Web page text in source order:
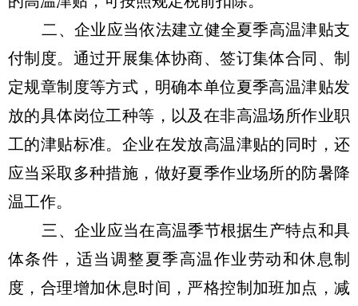
二、企业应当依法建立健全夏季高温津贴支
付制度。通过开展集体协商、签订集体合同、制
定规章制度等方式，明确本单位夏季高温津贴发
放的具体岗位工种等，以及在非高温场所作业职
工的津贴标准。企业在发放高温津贴的同时，还
应当采取多种措施，做好夏季作业场所的防暑降
温工作。
三、企业应当在高温季节根据生产特点和具
体条件，适当调整夏季高温作业劳动和休息制
度，合理增加休息时间，严格控制加班加点，减